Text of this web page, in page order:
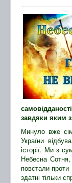
завдяки яким
Минуло вже
України
історії. Ми з
Небесна Сотня,
повстали проти
здатні тільки